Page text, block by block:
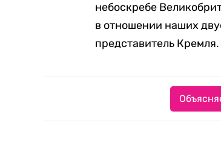
небоскребе
в отношении наших
представитель Кремля.